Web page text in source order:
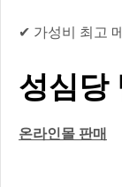
✔ 가성비 최고
성심당
온라인몰 판매